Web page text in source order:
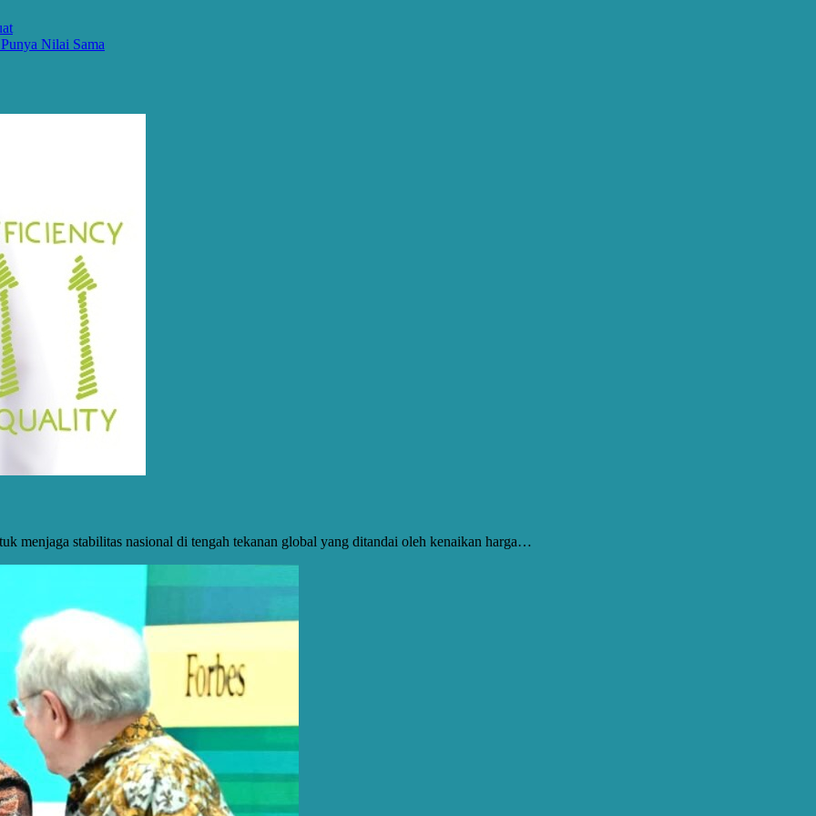
Nilai Sama
menjaga stabilitas nasional di tengah tekanan global yang ditandai oleh kenaikan harga…